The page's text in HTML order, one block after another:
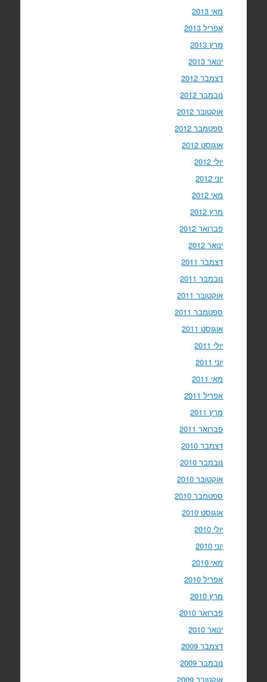
מאי 2013
אפריל 2013
מרץ 2013
ינואר 2013
דצמבר 2012
נובמבר 2012
אוקטובר 2012
ספטמבר 2012
אוגוסט 2012
יולי 2012
יוני 2012
מאי 2012
מרץ 2012
פברואר 2012
ינואר 2012
דצמבר 2011
נובמבר 2011
אוקטובר 2011
ספטמבר 2011
אוגוסט 2011
יולי 2011
יוני 2011
מאי 2011
אפריל 2011
מרץ 2011
פברואר 2011
דצמבר 2010
נובמבר 2010
אוקטובר 2010
ספטמבר 2010
אוגוסט 2010
יולי 2010
יוני 2010
מאי 2010
אפריל 2010
מרץ 2010
פברואר 2010
ינואר 2010
דצמבר 2009
נובמבר 2009
אוקטובר 2009